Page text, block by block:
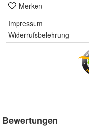
Merken
Impressum
Widerrufsbelehrung
Bewertungen